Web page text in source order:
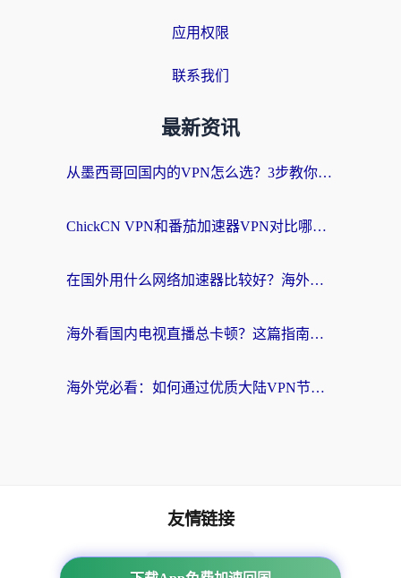
应用权限
联系我们
最新资讯
从墨西哥回国内的VPN怎么选？3步教你无缝刷剧、玩国服游戏
ChickCN VPN和番茄加速器VPN对比哪个回国效果更好？海外党亲测后的真实答案
在国外用什么网络加速器比较好？海外党亲测：从痛点到解决方案的全攻略
海外看国内电视直播总卡顿？这篇指南教你选对回国加速器，无缝追剧不发愁
海外党必看：如何通过优质大陆VPN节点无缝访问国内资源？
友情链接
海外回国加速器